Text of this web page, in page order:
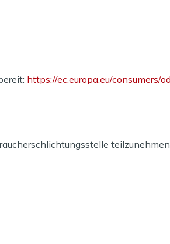
https://ec.europa.eu/consumers/
teilzunehmen.